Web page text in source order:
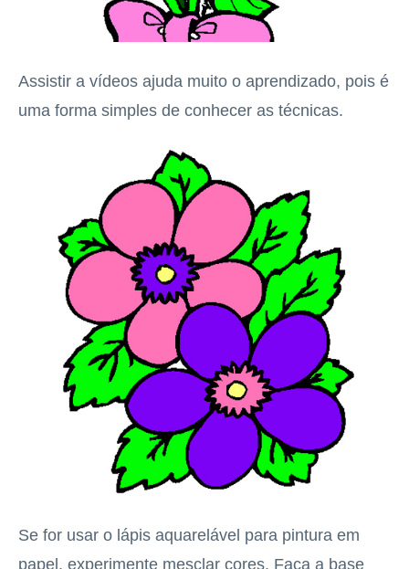
Assistir a vídeos ajuda muito o aprendizado, pois é
uma forma simples de conhecer as técnicas.
Se for usar o lápis aquarelável para pintura em
papel, experimente mesclar cores. Faça a base